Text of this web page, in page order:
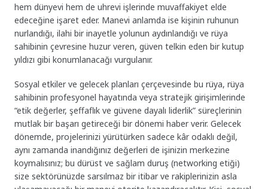
hem dünyevi hem de uhrevi işlerinde muvaffakiyet elde
edeceğine işaret eder. Manevi anlamda ise kişinin ruhunun
nurlandığı, ilahi bir inayetle yolunun aydınlandığı ve rüya
sahibinin çevresine huzur veren, güven telkin eden bir kutup
yıldızı gibi konumlanacağı vurgulanır.
Sosyal etkiler ve gelecek planları çerçevesinde bu rüya, rüya
sahibinin profesyonel hayatında veya stratejik girişimlerinde
“etik değerler, şeffaflık ve güvene dayalı liderlik” süreçlerinin
mutlak bir başarı getireceği bir dönemi haber verir. Gelecek
dönemde, projelerinizi yürütürken sadece kâr odaklı değil,
aynı zamanda inandığınız değerleri de işinizin merkezine
koymalısınız; bu dürüst ve sağlam duruş (networking etiği)
size sektörünüzde sarsılmaz bir itibar ve rakiplerinizin asla